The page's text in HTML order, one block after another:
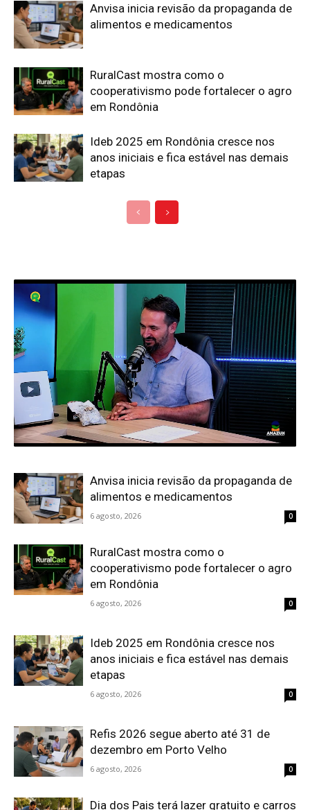
Anvisa inicia revisão da propaganda de
alimentos e medicamentos
RuralCast mostra como o
cooperativismo pode fortalecer o agro
em Rondônia
Ideb 2025 em Rondônia cresce nos
anos iniciais e fica estável nas demais
etapas
Anvisa inicia revisão da propaganda de
alimentos e medicamentos
6 agosto, 2026 0
RuralCast mostra como o
cooperativismo pode fortalecer o agro
em Rondônia
6 agosto, 2026 0
Ideb 2025 em Rondônia cresce nos
anos iniciais e fica estável nas demais
etapas
6 agosto, 2026 0
Refis 2026 segue aberto até 31 de
dezembro em Porto Velho
6 agosto, 2026 0
Dia dos Pais terá lazer gratuito e carros